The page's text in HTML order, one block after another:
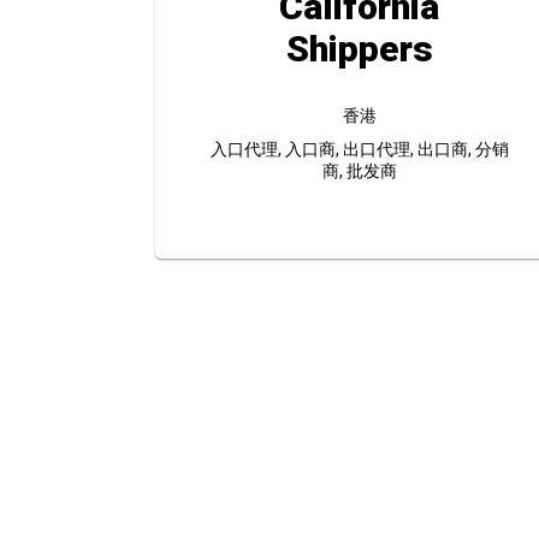
Shippers
香港
入口代理, 入口商, 出口代理, 出口商, 分销
商, 批发商